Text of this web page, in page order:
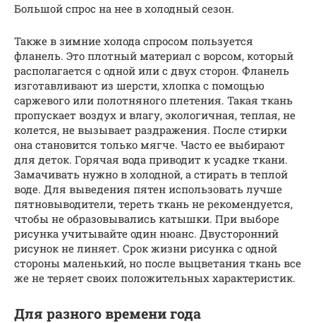
Большой спрос на нее в холодный сезон.
Также в зимние холода спросом пользуется
фланель. Это плотный материал с ворсом, который
располагается с одной или с двух сторон. Фланель
изготавливают из шерсти, хлопка с помощью
саржевого или полотняного плетения. Такая ткань
пропускает воздух и влагу, экологичная, теплая, не
колется, не вызывает раздражения. После стирки
она становится только мягче. Часто ее выбирают
для деток. Горячая вода приводит к усадке ткани.
Замачивать нужно в холодной, а стирать в теплой
воде. Для выведения пятен использовать лучше
пятновыводители, тереть ткань не рекомендуется,
чтобы не образовывались катышки. При выборе
рисунка учитывайте один нюанс. Двусторонний
рисунок не линяет. Срок жизни рисунка с одной
стороны маленький, но после выцветания ткань все
же не теряет своих положительных характеристик.
Для разного времени года